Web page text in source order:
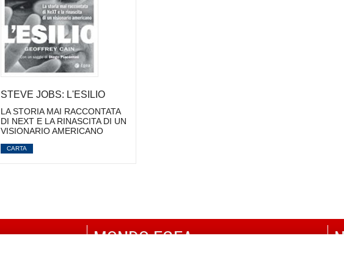
STEVE JOBS: L'ESILIO
LA STORIA MAI RACCONTATA
DI NEXT E LA RINASCITA DI UN
VISIONARIO AMERICANO
CARTA
MONDO EGEA